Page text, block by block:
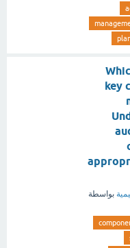
key
بواسطة